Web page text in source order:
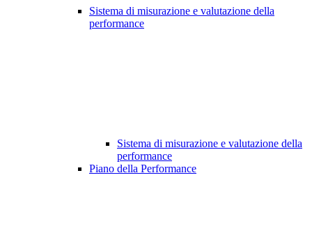
Sistema di misurazione e valutazione della
performance
Sistema di misurazione e valutazione della
performance
Piano della Performance